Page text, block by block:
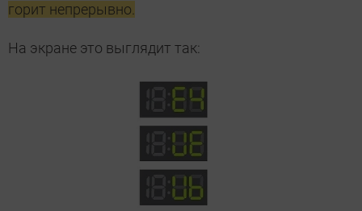
горит непрерывно.
На экране это выглядит так: